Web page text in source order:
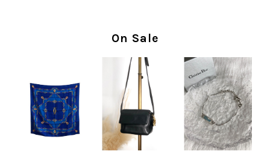
心いたしました。 また、商品からヴ
ィンテージならではの上品な魅力を感
じていただけたようで、スタッフ一同
大変励みになります！ ぜひこれから
末永くご愛用いただけましたら幸いで
す。 また気になる商品やご不明な点
などございましたら、いつでもお気軽
にご相談ください。 またご縁がござ
いましたら、ぜひよろしくお願いいた
On Sale